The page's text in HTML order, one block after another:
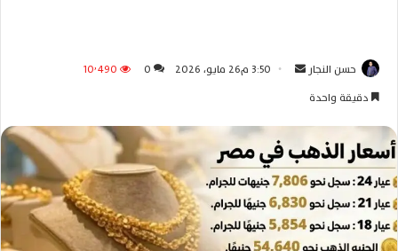
حسن النجار
ب
ر
ي
د
ا
3:50 م26 مايو، 2026 0
10٬490
دقيقة واحدة